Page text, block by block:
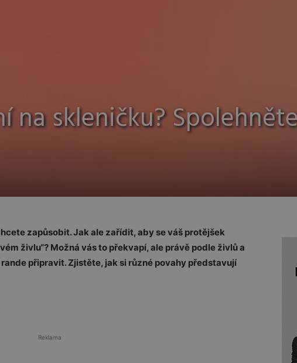
na skleničku?
zapůsobit. Jak ale zařídit, aby se váš protějšek
živlu“? Možná vás to překvapí, ale právě podle živlů a
připravit. Zjistěte, jak si různé povahy představují
Reklama